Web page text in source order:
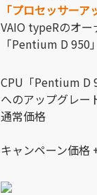
「プロセッサーア
VAIO typeRのオー
「Pentium D 950
CPU「Pentium D
へのアップグレー
通常価格 ＋
キャンペーン価格